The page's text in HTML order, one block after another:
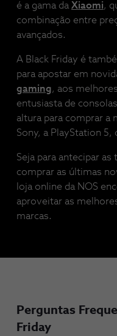
é a gama da Xiaomi,
combinação entre
avançados.
A Black Friday é
para apostar em
gaming, aos
entusiasta de
altura para comprar a
Sony, a PlayStation
Seja para antecipar
comprar as últimas
loja online da NOS
aproveitar as
marcas.
Perguntas
Friday